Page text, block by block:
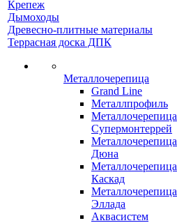
Крепеж
Дымоходы
Древесно-плитные материалы
Террасная доска ДПК
Металлочерепица
Grand Line
Металлпрофиль
Металлочерепица
Супермонтеррей
Металлочерепица
Дюна
Металлочерепица
Каскад
Металлочерепица
Эллада
Аквасистем